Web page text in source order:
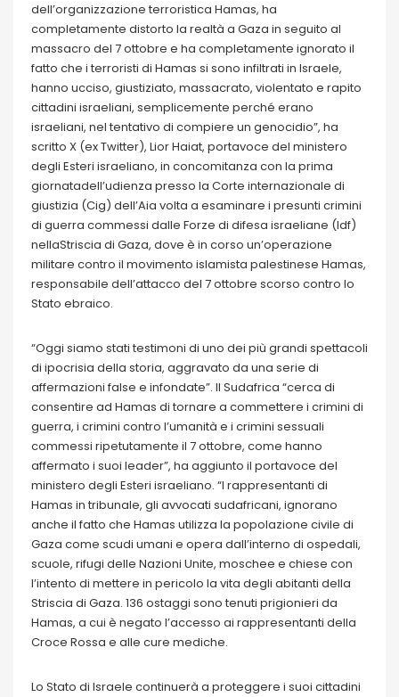
dell’organizzazione terroristica Hamas, ha
completamente distorto la realtà a Gaza in seguito al
massacro del 7 ottobre e ha completamente ignorato il
fatto che i terroristi di Hamas si sono infiltrati in Israele,
hanno ucciso, giustiziato, massacrato, violentato e rapito
cittadini israeliani, semplicemente perché erano
israeliani, nel tentativo di compiere un genocidio”, ha
scritto X (ex Twitter), Lior Haiat, portavoce del ministero
degli Esteri israeliano, in concomitanza con la prima
giornatadell’udienza presso la Corte internazionale di
giustizia (Cig) dell’Aia volta a esaminare i presunti crimini
di guerra commessi dalle Forze di difesa israeliane (Idf)
nellaStriscia di Gaza, dove è in corso un’operazione
militare contro il movimento islamista palestinese Hamas,
responsabile dell’attacco del 7 ottobre scorso contro lo
Stato ebraico.
“Oggi siamo stati testimoni di uno dei più grandi spettacoli
di ipocrisia della storia, aggravato da una serie di
affermazioni false e infondate”. Il Sudafrica “cerca di
consentire ad Hamas di tornare a commettere i crimini di
guerra, i crimini contro l’umanità e i crimini sessuali
commessi ripetutamente il 7 ottobre, come hanno
affermato i suoi leader”, ha aggiunto il portavoce del
ministero degli Esteri israeliano. “I rappresentanti di
Hamas in tribunale, gli avvocati sudafricani, ignorano
anche il fatto che Hamas utilizza la popolazione civile di
Gaza come scudi umani e opera dall’interno di ospedali,
scuole, rifugi delle Nazioni Unite, moschee e chiese con
l’intento di mettere in pericolo la vita degli abitanti della
Striscia di Gaza. 136 ostaggi sono tenuti prigionieri da
Hamas, a cui è negato l’accesso ai rappresentanti della
Croce Rossa e alle cure mediche.
Lo Stato di Israele continuerà a proteggere i suoi cittadini